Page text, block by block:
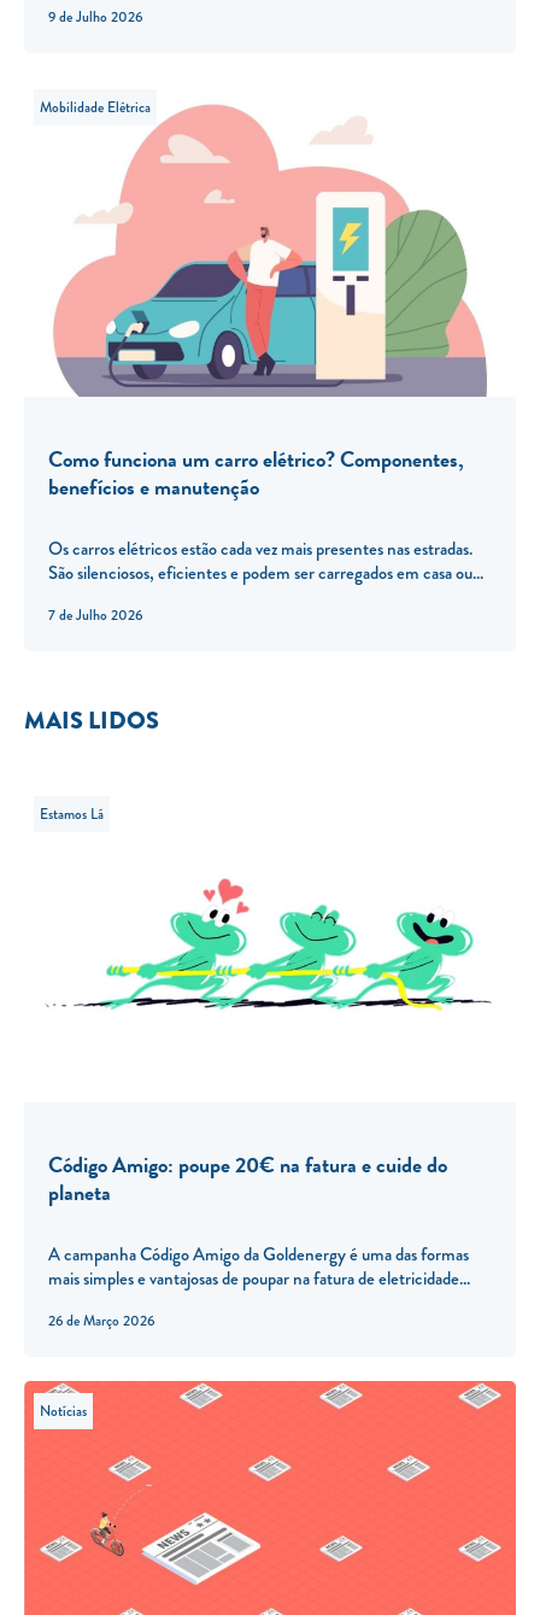
9 de Julho 2026
7 de Julho 2026
Mobilidade Elétrica
Como funciona um carro elétrico? Componentes,
benefícios e manutenção
Os carros elétricos estão cada vez mais presentes nas estradas.
São silenciosos, eficientes e podem ser carregados em casa ou...
MAIS LIDOS
26 de Março 2026
Estamos Lá
Código Amigo: poupe 20€ na fatura e cuide do
planeta
A campanha Código Amigo da Goldenergy é uma das formas
mais simples e vantajosas de poupar na fatura de eletricidade...
Notícias